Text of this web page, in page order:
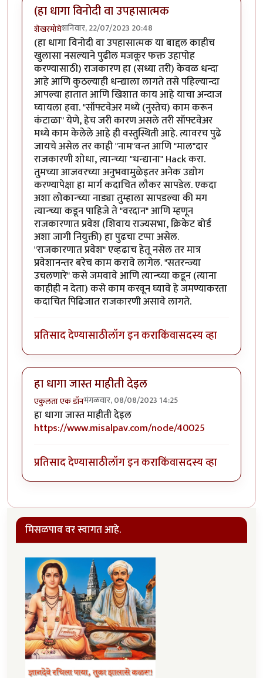
(हा धागा विनोदी वा उपहासात्मक
शेखरमोघेशनिवार, 22/07/2023 20:48
(हा धागा विनोदी वा उपहासात्मक या बाद्दल काहीच
खुलासा नसल्याने पुढील मजकूर फक्त उहापोह
करण्यासाठी) राजकारण हा (सध्या तरी) केवळ धन्दा
आहे आणि कुठल्याही धन्द्याला लागते तसे पहिल्यान्दा
आपल्या हातात आणि खिशात काय आहे याचा अन्दाज
घ्यायला हवा. "सॉफ्टवेअर मध्ये (नुस्तेच) काम करून
कंटाळा" येणे, हेच जरी कारण असले तरी सॉफ्टवेअर
मध्ये काम केलेले आहे ही वस्तुस्थिती आहे. त्यावरच पुढे
जायचे असेल तर काही "नाम"वन्त आणि "माल"दार
राजकारणी शोधा, त्यान्च्या "धन्द्याना" Hack करा.
तुमच्या आजवरच्या अनुभवामुळेइतर अनेक उद्योग
करण्यापेक्षा हा मार्ग कदाचित लौकर सापडेल. एकदा
अशा लोकान्च्या नाड्या तुम्हाला सापडल्या की मग
त्यान्च्या कडून पाहिजे ते "वरदान" आणि म्हणून
राजकारणात प्रवेश (शिवाय राज्यसभा, क्रिकेट बोर्ड
अशा जागी नियुक्ती) हा पुढचा टप्पा असेल.
"राजकारणात प्रवेश" एव्हढाच हेतू नसेल तर मात्र
प्रवेशानन्तर बरेच काम करावे लागेल. "सतरन्ज्या
उचलणारे" कसे जमवावे आणि त्यान्च्या कडून (त्याना
काहीही न देता) कसे काम करवून घ्यावे हे जमण्याकरता
कदाचित पिढिजात राजकारणी असावे लागते.
प्रतिसाद देण्यासाठीलॉग इन कराकिंवासदस्य व्हा
हा धागा जास्त माहीती देइल
एकुलता एक डॉनमंगळवार, 08/08/2023 14:25
हा धागा जास्त माहीती देइल
https://www.misalpav.com/node/40025
प्रतिसाद देण्यासाठीलॉग इन कराकिंवासदस्य व्हा
मिसळपाव वर स्वागत आहे.